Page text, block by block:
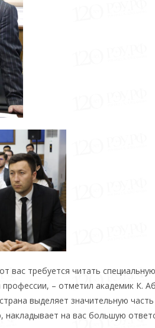
требуется читать
профессии, – отметил академик К.
выделяет значительную часть
на вас большую